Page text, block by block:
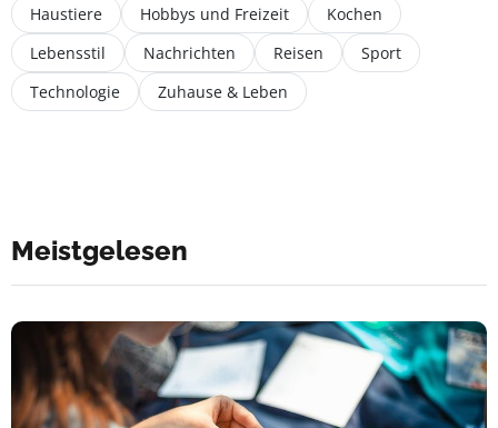
Haustiere
Hobbys und Freizeit
Kochen
Lebensstil
Nachrichten Reisen
Sport
Technologie
Zuhause & Leben
Meistgelesen